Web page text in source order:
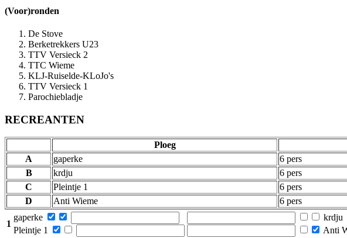
(Voor)ronden
De Stove
Berketrekkers U23
TTV Versieck 2
TTC Wieme
KLJ-Ruiselde-KLoJo's
TTV Versieck 1
Parochiebladje
RECREANTEN
Ploeg
A
gaperke 6 pers
B
krdju 6 pers
C
Pleintje 1 6 pers
D
Anti Wieme 6 pers
1
gaperke
Pleintje 1
krdju
Anti